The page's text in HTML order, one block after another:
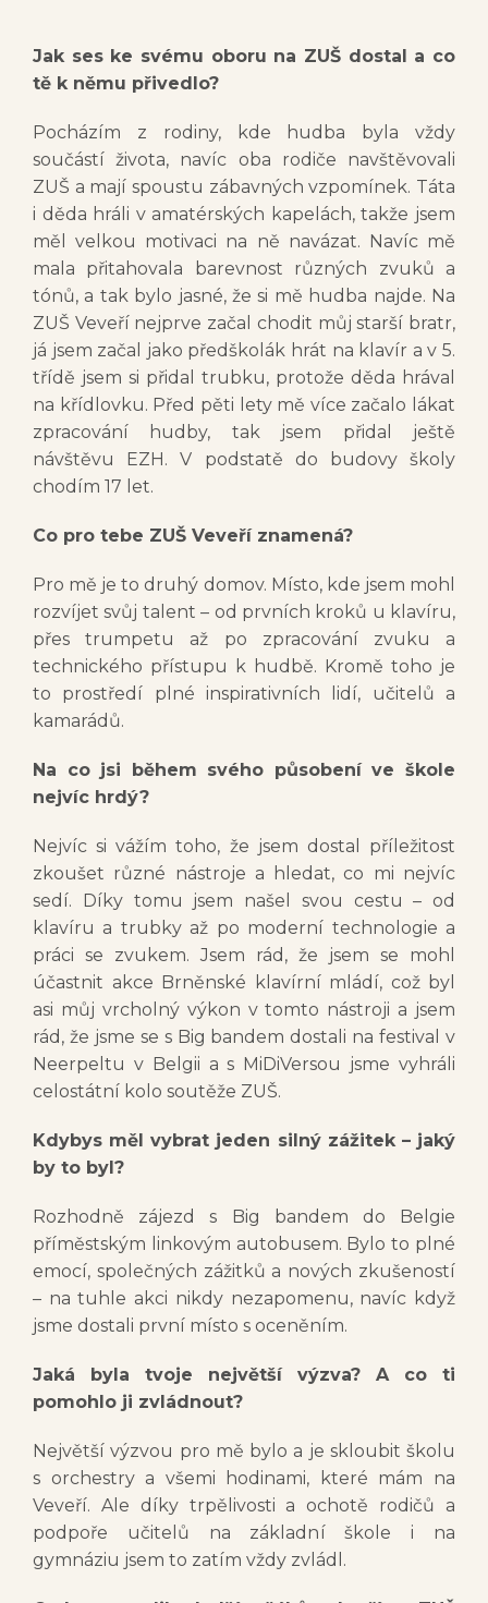
Jak ses ke svému oboru na ZUŠ dostal a co
tě k němu přivedlo?
Pocházím z rodiny, kde hudba byla vždy
součástí života, navíc oba rodiče navštěvovali
ZUŠ a mají spoustu zábavných vzpomínek. Táta
i děda hráli v amatérských kapelách, takže jsem
měl velkou motivaci na ně navázat. Navíc mě
mala přitahovala barevnost různých zvuků a
tónů, a tak bylo jasné, že si mě hudba najde. Na
ZUŠ Veveří nejprve začal chodit můj starší bratr,
já jsem začal jako předškolák hrát na klavír a v 5.
třídě jsem si přidal trubku, protože děda hrával
na křídlovku. Před pěti lety mě více začalo lákat
zpracování hudby, tak jsem přidal ještě
návštěvu EZH. V podstatě do budovy školy
chodím 17 let.
Co pro tebe ZUŠ Veveří znamená?
Pro mě je to druhý domov. Místo, kde jsem mohl
rozvíjet svůj talent – od prvních kroků u klavíru,
přes trumpetu až po zpracování zvuku a
technického přístupu k hudbě. Kromě toho je
to prostředí plné inspirativních lidí, učitelů a
kamarádů.
Na co jsi během svého působení ve škole
nejvíc hrdý?
Nejvíc si vážím toho, že jsem dostal příležitost
zkoušet různé nástroje a hledat, co mi nejvíc
sedí. Díky tomu jsem našel svou cestu – od
klavíru a trubky až po moderní technologie a
práci se zvukem. Jsem rád, že jsem se mohl
účastnit akce Brněnské klavírní mládí, což byl
asi můj vrcholný výkon v tomto nástroji a jsem
rád, že jsme se s Big bandem dostali na festival v
Neerpeltu v Belgii a s MiDiVersou jsme vyhráli
celostátní kolo soutěže ZUŠ.
Kdybys měl vybrat jeden silný zážitek – jaký
by to byl?
Rozhodně zájezd s Big bandem do Belgie
příměstským linkovým autobusem. Bylo to plné
emocí, společných zážitků a nových zkušeností
– na tuhle akci nikdy nezapomenu, navíc když
jsme dostali první místo s oceněním.
Jaká byla tvoje největší výzva? A co ti
pomohlo ji zvládnout?
Největší výzvou pro mě bylo a je skloubit školu
s orchestry a všemi hodinami, které mám na
Veveří. Ale díky trpělivosti a ochotě rodičů a
podpoře učitelů na základní škole i na
gymnáziu jsem to zatím vždy zvládl.